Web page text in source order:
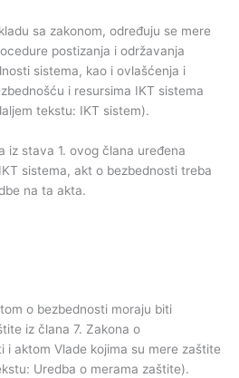
sa zakonom, određuju se mere
postizanja i održavanja
sistema, kao i ovlašćenja i
i resursima IKT sistema
tekstu: IKT sistem).
iz stava 1. ovog člana uređena
sistema, akt o bezbednosti treba
na ta akta.
o bezbednosti moraju biti
iz člana 7. Zakona o
i aktom Vlade kojima su mere zaštite
Uredba o merama zaštite).